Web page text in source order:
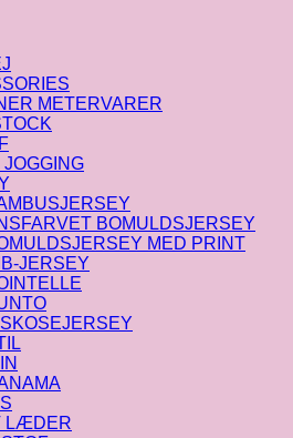
METERVARER
JOGGING
BOMULDSJERSEY
MED PRINT
JERSEY
LÆDER